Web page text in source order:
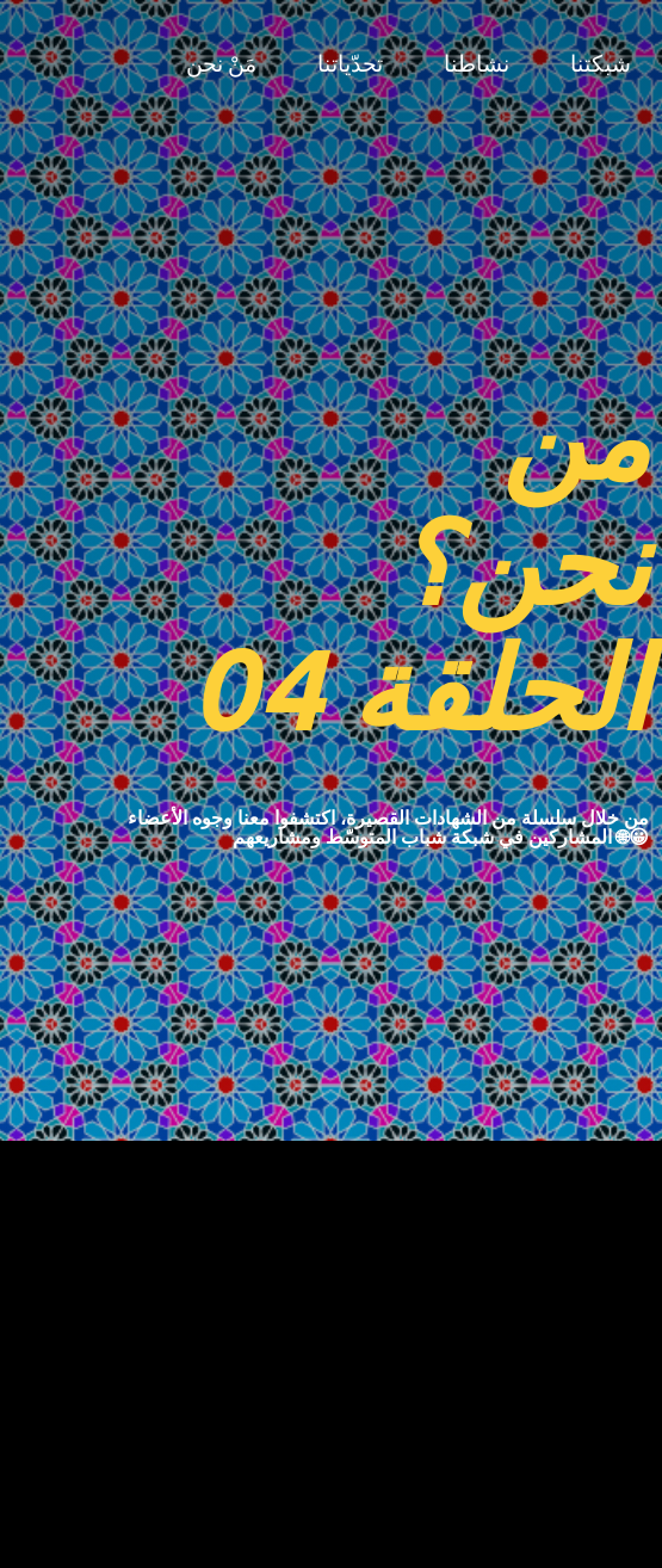
مَنْ نحن تحدّياتنا نشاطنا شبكتنا
من
نحن؟
الحلقة 04
من خلال سلسلة من الشهادات القصيرة، اكتشفوا معنا وجوه الأعضاء
المشاركين في شبكة شباب المتوسّط ومشاريعهم 🌐😀